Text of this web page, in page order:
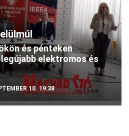
és pénteken
elektromos és
10. 19:38